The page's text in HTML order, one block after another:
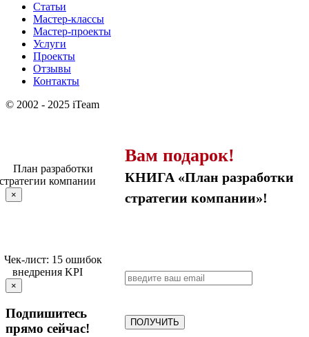
Статьи
Мастер-классы
Мастер-проекты
Услуги
Проекты
Отзывы
Контакты
© 2002 - 2025 iTeam
Вам подарок!
КНИГА «План разработки
стратегии компании»!
ПОЛУЧИТЬ
×
×
Подпишитесь
прямо сейчас!